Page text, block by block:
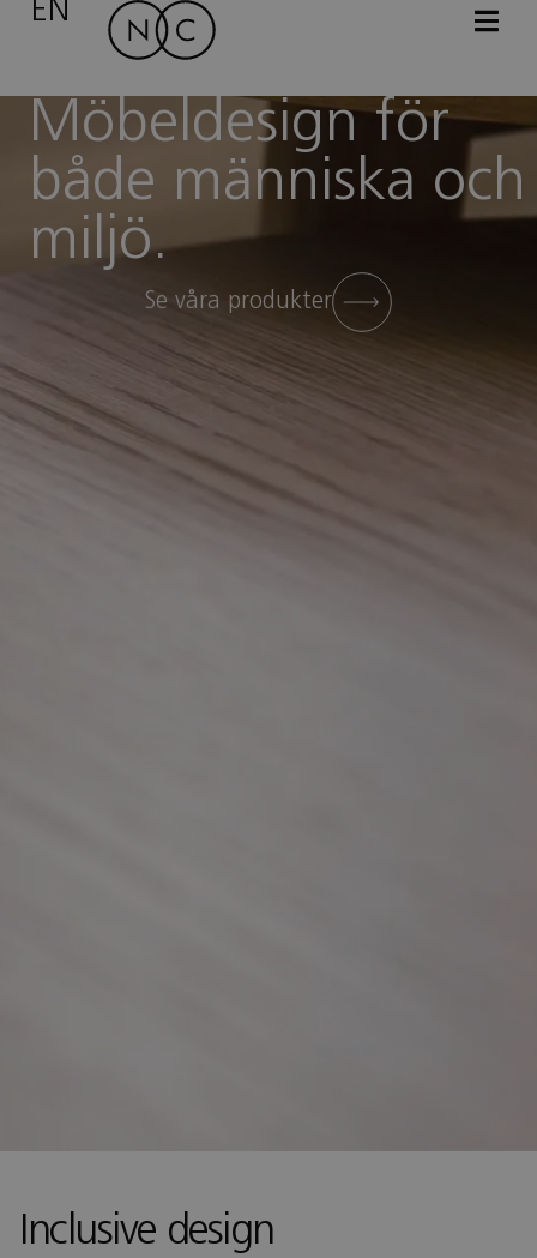
EN
Möbeldesign för
både människa och
miljö.
Se våra produkter
Inclusive design